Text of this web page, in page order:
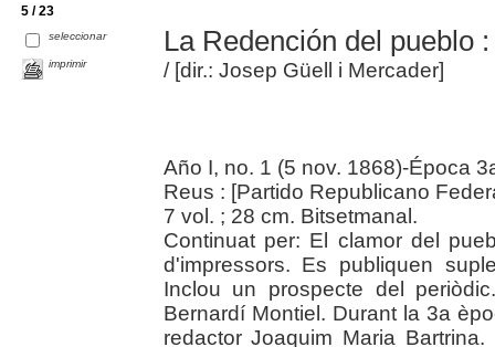
5 / 23
seleccionar
imprimir
La Redención del pueblo
/ [dir.: Josep Güell i Mercader]
Año I, no. 1 (5 nov. 1868)-Época
Reus : [Partido Republicano
7 vol. ; 28 cm. Bitsetmanal.
Continuat per: El clamor del
d'impressors. Es publiquen
Inclou un prospecte del
Bernardí Montiel. Durant la 3a
redactor Joaquim Maria